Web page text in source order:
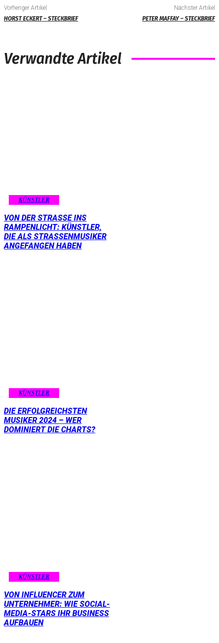
Vorheriger Artikel
HORST ECKERT – STECKBRIEF
Nächster Artikel
PETER MAFFAY – STECKBRIEF
Verwandte Artikel
KÜNSTLER
VON DER STRASSE INS R
AMPENLICHT: KÜNSTLER, D
IE ALS STRASSENMUSIKER AN
GEFANGEN HABEN
KÜNSTLER
DIE ERFOLGREICHSTEN
MUSIKER 2024 – WER
DOMINIERT DIE CHARTS?
KÜNSTLER
VON INFLUENCER ZUM
UNTERNEHMER: WIE SOCIAL-
MEDIA-STARS IHR BUSINESS
AUFBAUEN